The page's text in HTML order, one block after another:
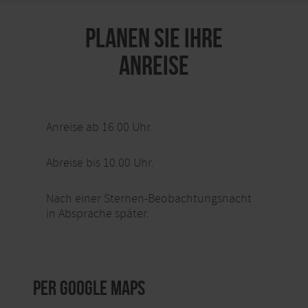
PLANEN SIE IHRE
ANREISE
Anreise ab 16.00 Uhr.
Abreise bis 10.00 Uhr.
Nach einer Sternen-Beobachtungsnacht
in Absprache später.
per Google Maps